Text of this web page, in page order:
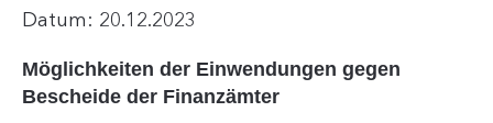
Datum: 20.12.2023
Möglichkeiten der Einwendungen gegen
Bescheide der Finanzämter